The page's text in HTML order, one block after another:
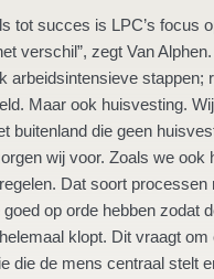
tot succes is LPC’s focus
verschil”, zegt Van
arbeidsintensieve stappen;
Maar ook huisvesting.
buitenland die geen
wij voor. Zoals we ook
Dat soort processen
op orde hebben zodat
klopt. Dit vraagt om
die de mens centraal stelt